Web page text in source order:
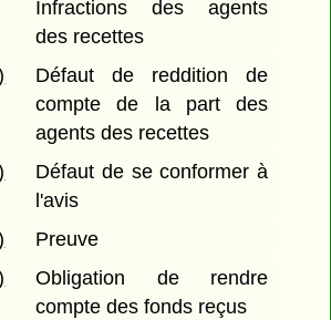
Infractions des agents
des recettes
Défaut de reddition de
compte de la part des
agents des recettes
Défaut de se conformer à
l'avis
Preuve
Obligation de rendre
compte des fonds reçus